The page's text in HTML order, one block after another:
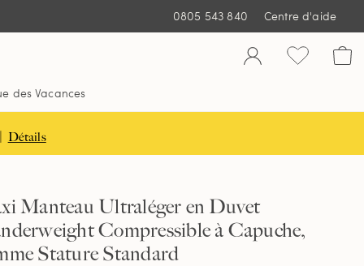
0805 543 840 Centre d'aide
des Vacances
Détails
Manteau Ultraléger en Duvet
Compressible à Capuche,
Stature Standard